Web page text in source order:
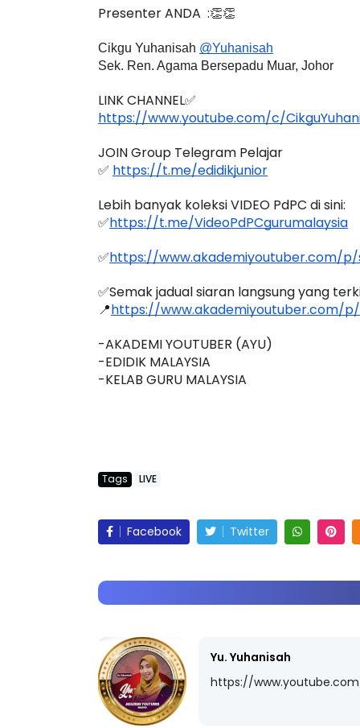
Presenter ANDA  :👏👏
Cikgu Yuhanisah @Yuhanisah
Sek. Ren. Agama Bersepadu Muar, Johor
LINK CHANNEL✅
https://www.youtube.com/c/
JOIN Group Telegram Pelajar
✅ https://t.me/edidikjunior
Lebih banyak koleksi VIDEO PdPC di sini:
✅https://t.me/VideoPdPCgurumalaysia
✅https://www.akademiyoutuber.com/
✅Semak jadual siaran langsung yang
📍https://www.akademiyoutuber.com/
-AKADEMI YOUTUBER (AYU)
-EDIDIK MALAYSIA
-KELAB GURU MALAYSIA
Tags LIVE
Facebook Twitter
Yu. Yuhanisah
https://
SPEAKER 3 :
PRIMARY
IN INDONESIA